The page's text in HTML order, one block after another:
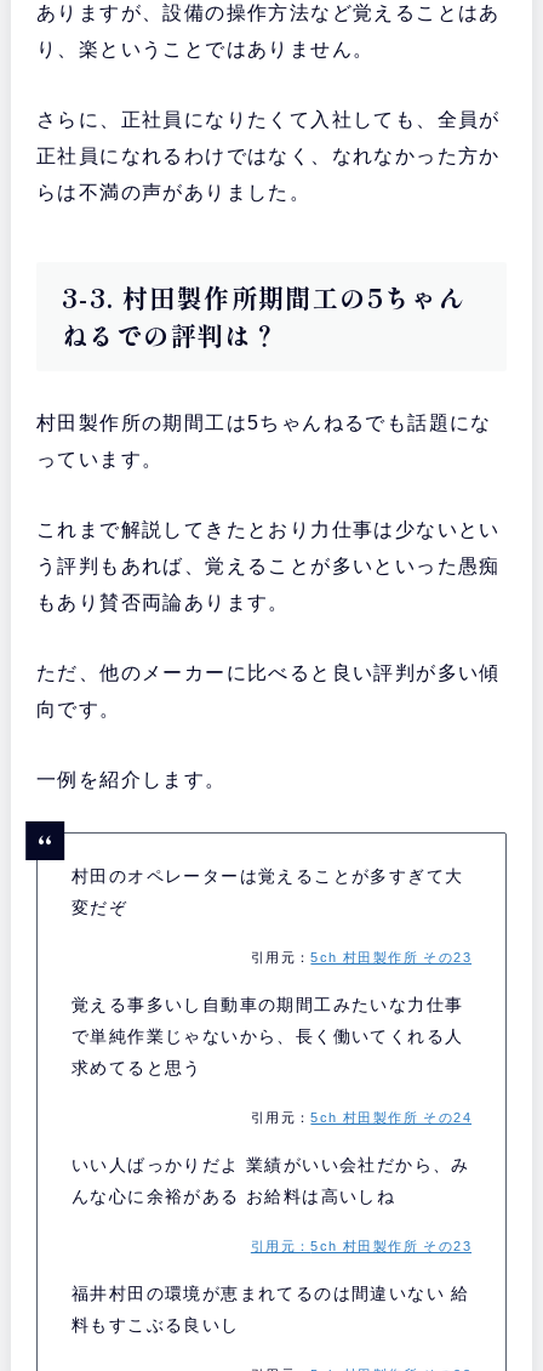
ありますが、設備の操作方法など覚えることはあ
り、楽ということではありません。
さらに、正社員になりたくて入社しても、全員が
正社員になれるわけではなく、なれなかった方か
らは不満の声がありました。
3-3. 村田製作所期間工の5ちゃん
ねるでの評判は？
村田製作所の期間工は5ちゃんねるでも話題にな
っています。
これまで解説してきたとおり力仕事は少ないとい
う評判もあれば、覚えることが多いといった愚痴
もあり賛否両論あります。
ただ、他のメーカーに比べると良い評判が多い傾
向です。
一例を紹介します。
村田のオペレーターは覚えることが多すぎて大
変だぞ
引用元：5ch 村田製作所 その23
覚える事多いし自動車の期間工みたいな力仕事
で単純作業じゃないから、長く働いてくれる人
求めてると思う
引用元：5ch 村田製作所 その24
いい人ばっかりだよ 業績がいい会社だから、み
んな心に余裕がある お給料は高いしね
引用元：5ch 村田製作所 その23
福井村田の環境が恵まれてるのは間違いない 給
料もすこぶる良いし